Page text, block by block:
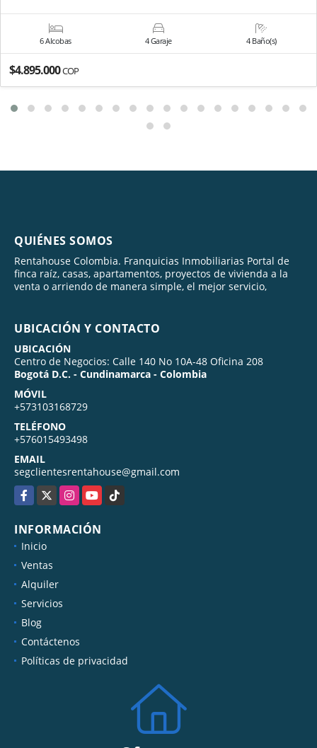
6 Alcobas 4 Garaje 4 Baño(s)
$4.895.000COP
QUIÉNES SOMOS
Rentahouse Colombia. Franquicias Inmobiliarias Portal de
finca raíz, casas, apartamentos, proyectos de vivienda a la
venta o arriendo de manera simple, el mejor servicio,
UBICACIÓN Y CONTACTO
UBICACIÓN
Centro de Negocios: Calle 140 No 10A-48 Oficina 208
Bogotá D.C. - Cundinamarca - Colombia
MÓVIL
+573103168729
TELÉFONO
+576015493498
EMAIL
segclientesrentahouse@gmail.com
Facebook
X InstagramYouTubeTikTok
INFORMACIÓN
Inicio
Ventas
Alquiler
Servicios
Blog
Contáctenos
Políticas de privacidad